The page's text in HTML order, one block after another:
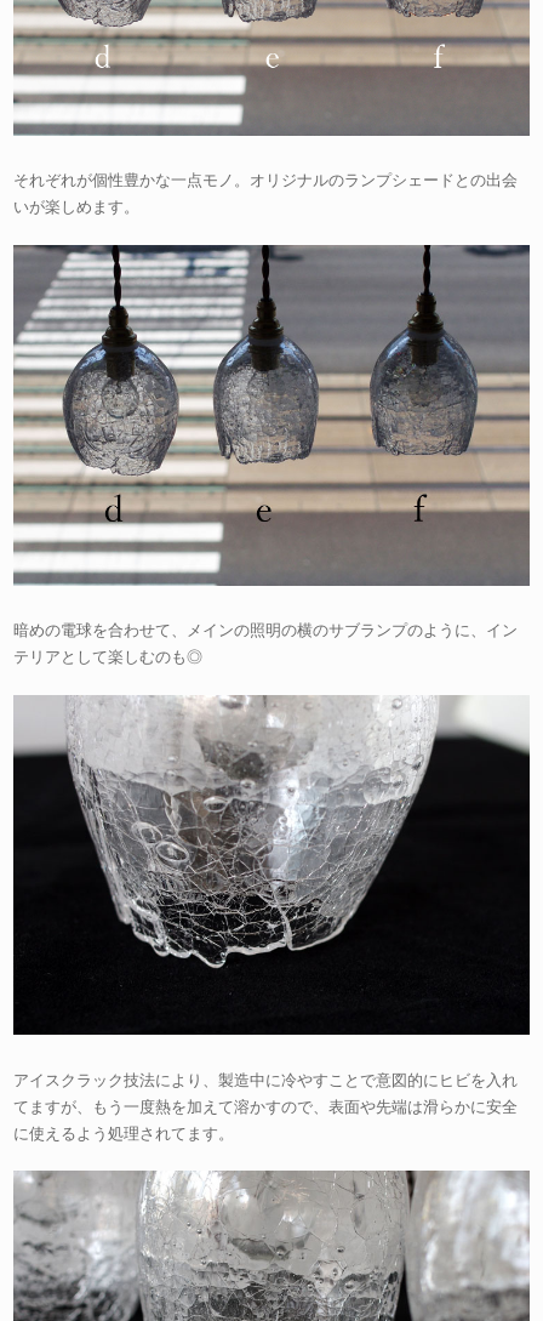
それぞれが個性豊かな一点モノ。オリジナルのランプシェードとの出会
いが楽しめます。
暗めの電球を合わせて、メインの照明の横のサブランプのように、イン
テリアとして楽しむのも◎
アイスクラック技法により、製造中に冷やすことで意図的にヒビを入れ
てますが、もう一度熱を加えて溶かすので、表面や先端は滑らかに安全
に使えるよう処理されてます。